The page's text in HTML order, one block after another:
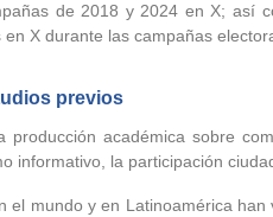
de 2018 y 2024 en X; así
en X durante las campañas
previos
producción académica sobre
informativo, la participación
el mundo y en Latinoamérica